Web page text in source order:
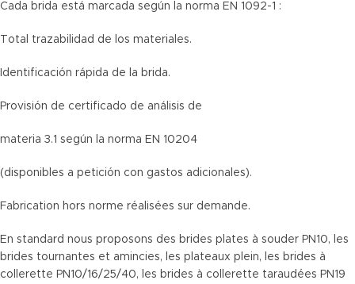
Cada brida está marcada según la norma EN 1092-1 :
Total trazabilidad de los materiales.
Identificación rápida de la brida.
Provisión de certificado de análisis de
materia 3.1 según la norma EN 10204
(disponibles a petición con gastos adicionales).
Fabrication hors norme réalisées sur demande.
En standard nous proposons des brides plates à souder PN10, les
brides tournantes et amincies, les plateaux plein, les brides à
collerette PN10/16/25/40, les brides à collerette taraudées PN19